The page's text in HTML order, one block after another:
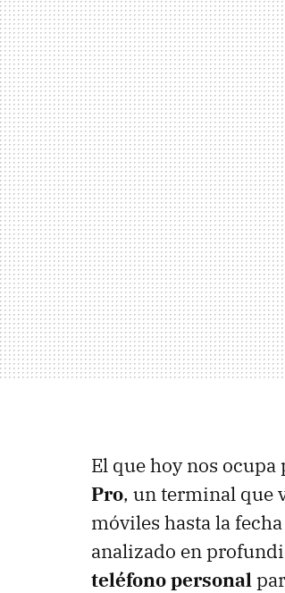
El que hoy nos
Pro, un terminal que
móviles hasta la
analizado en
teléfono personal